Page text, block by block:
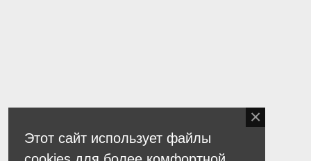
Этот сайт использует файлы